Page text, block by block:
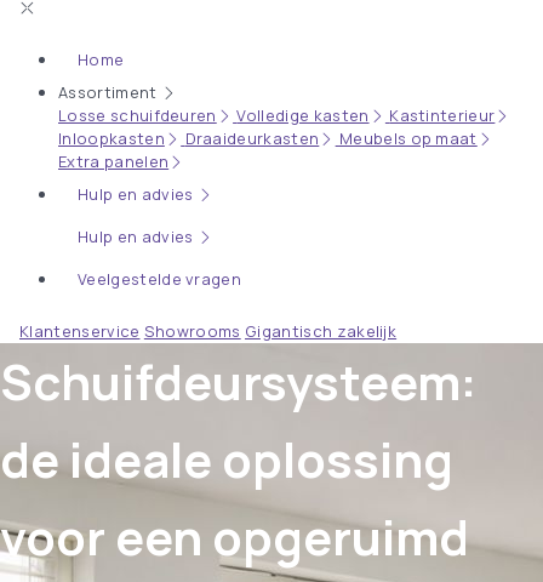
Home
Assortiment
Losse schuifdeuren
Volledige kasten
Kastinterieur
Inloopkasten
Draaideurkasten
Meubels op maat
Extra panelen
Hulp en advies
Hulp en advies
Veelgestelde vragen
Klantenservice Showrooms Gigantisch zakelijk
Schuifdeursysteem:
de ideale oplossing
voor een opgeruimd